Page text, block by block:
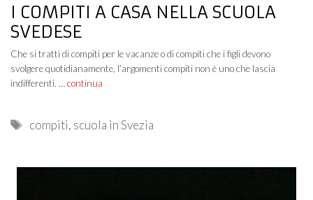
I COMPITI A CASA NELLA SCUOLA
SVEDESE
Che si tratti di compiti per le vacanze o di compiti che i figli devono
svolgere quotidianamente, l’argomenti compiti non è uno che lascia
indifferenti. … continua
Tags
compiti, scuola in Svezia